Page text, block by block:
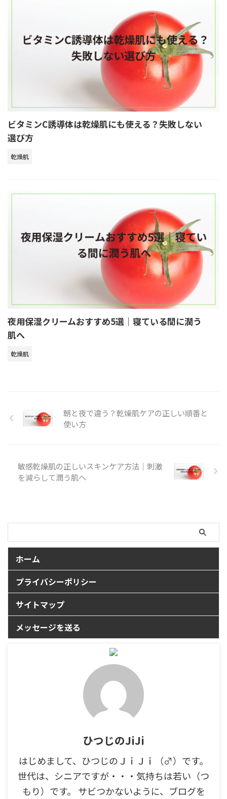
ビタミンC誘導体は乾燥肌にも使える？失敗しない
選び方
乾燥肌
夜用保湿クリームおすすめ5選｜寝ている間に潤う
肌へ
乾燥肌
朝と夜で違う？乾燥肌ケアの正しい順番と
使い方
敏感乾燥肌の正しいスキンケア方法｜刺激
を減らして潤う肌へ
ホーム
プライバシーポリシー
サイトマップ
メッセージを送る
ひつじのJiJi
はじめまして、ひつじのＪｉＪｉ（♂）です。
世代は、シニアですが・・・気持ちは若い（つ
もり）です。 サビつかないように、ブログを